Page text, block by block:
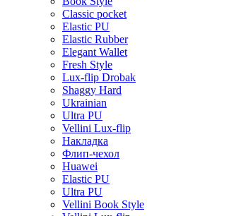
Classic pocket
Elastic PU
Elastic Rubber
Elegant Wallet
Fresh Style
Lux-flip Drobak
Shaggy Hard
Ukrainian
Ultra PU
Vellini Lux-flip
Накладка
Флип-чехол
Huawei
Elastic PU
Ultra PU
Vellini Book Style